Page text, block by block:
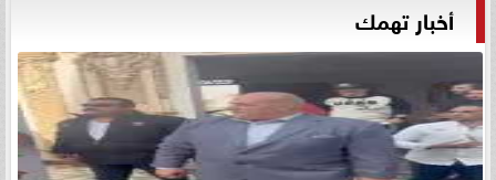
أخبار تهمك